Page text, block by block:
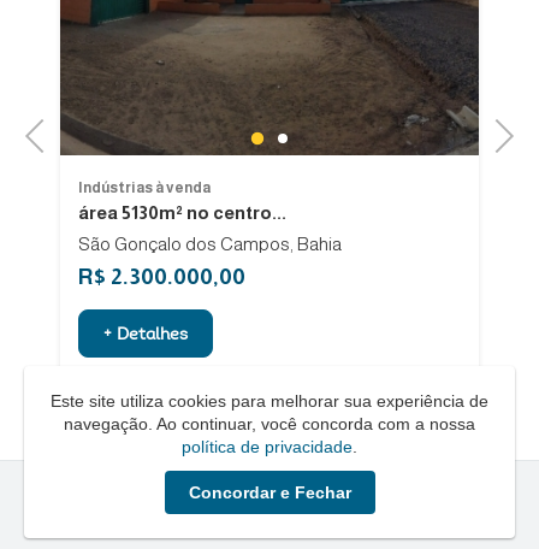
Previous 1 2
Indústrias à venda
área 5130m² no centro...
São Gonçalo dos Campos, Bahia
R$ 2.300.000,00
+ Detalhes
Next
Quero um Negócio © - 2026 - Todos os direitos reservados
Este site utiliza cookies para melhorar sua experiência de
navegação. Ao continuar, você concorda com a nossa
política de privacidade
Concordar e Fechar